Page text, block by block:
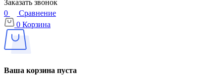
Заказать звонок
0
Сравнение
0 Корзина
Ваша корзина пуста